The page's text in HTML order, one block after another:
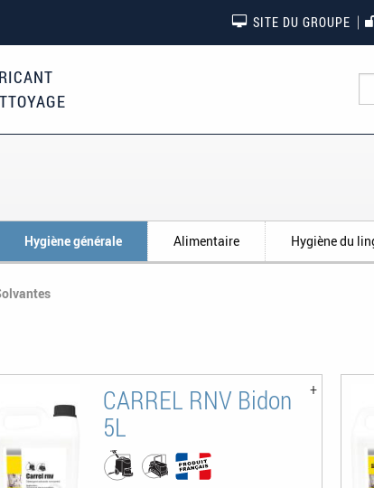
SITE DU GROUPE
Hygiène générale Alimentaire Hygiène du
CARREL RNV Bidon
5L